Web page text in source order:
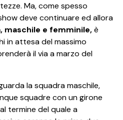
Ma, come spesso
deve continuare ed allora
maschile e femminile,è
in attesa del massimo
il via a marzo del
la squadra maschile,
squadre con un girone
termine del quale a